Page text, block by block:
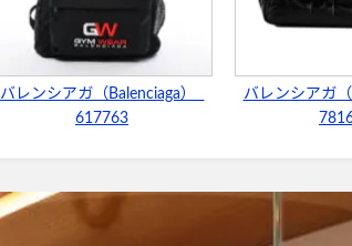
バレンシアガ（Balenciaga）
617763
バレンシアガ